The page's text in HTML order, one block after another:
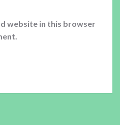
website in this browser